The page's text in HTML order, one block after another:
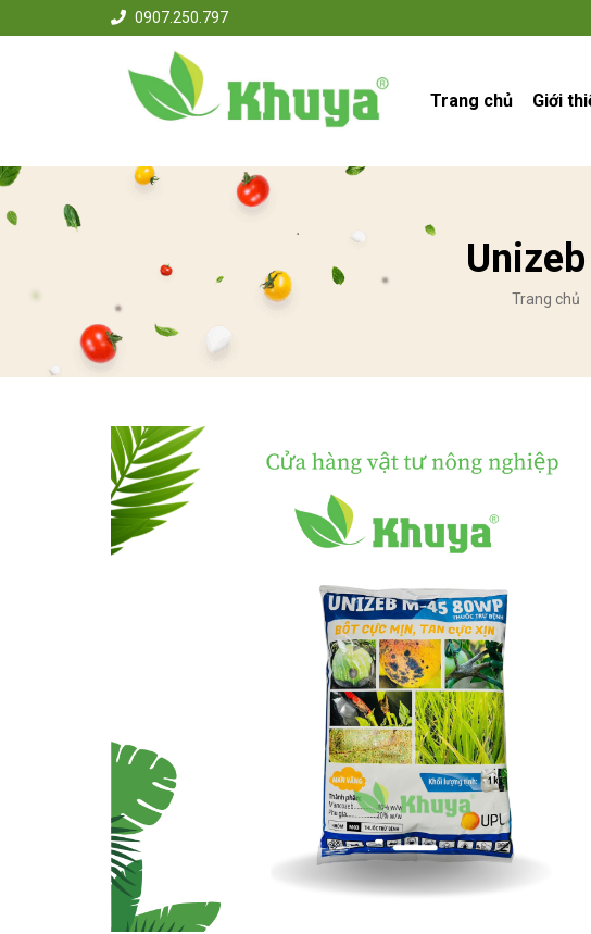
0907.250.797
Trang chủ Giới
Trang chủ